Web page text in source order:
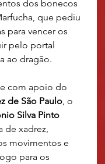
dos bonecos
que pediu
para vencer os
pelo portal
ao dragão.
com apoio do
de São Paulo , o
Silva Pinto
de xadrez,
movimentos e
para os